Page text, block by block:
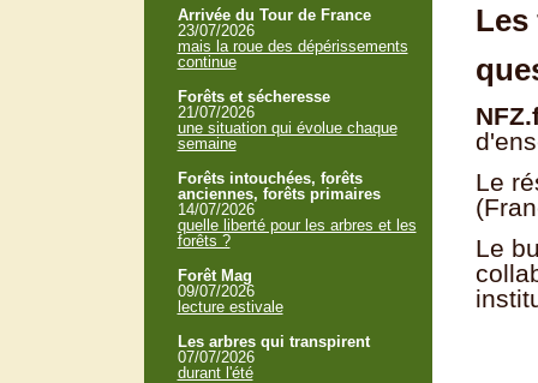
Les
Le
Le
Arrivée du Tour de France
23/07/2026
mais la roue des dépérissements
continue
Forêts et sécheresse
21/07/2026
une situation qui évolue chaque
semaine
Forêts intouchées, forêts
anciennes, forêts primaires
14/07/2026
quelle liberté pour les arbres et les
forêts ?
Forêt Mag
09/07/2026
lecture estivale
Les arbres qui transpirent
07/07/2026
durant l'été